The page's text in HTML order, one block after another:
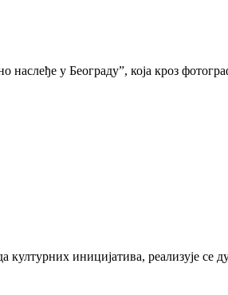
у Београду”, која кроз
иницијатива, реализује се